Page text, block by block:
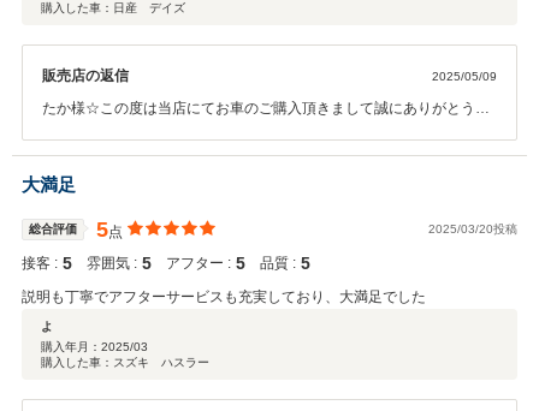
購入した車：日産 デイズ
販売店の返信 2025/05/09
たか様☆この度は当店にてお車のご購入頂きまして誠にありがとうご
同、お客様ファーストに努めて参ります。お気軽に当店に遊びに来て
下さいませ☆本当にありがとうございました☆
大満足
総合評価 5点 2025/03/20投稿
接客 : 5 雰囲気 : 5 アフター : 5 品質 : 5
説明も丁寧でアフターサービスも充実しており、大満足でした
よ
購入年月： 2025/03
購入した車：スズキ ハスラー